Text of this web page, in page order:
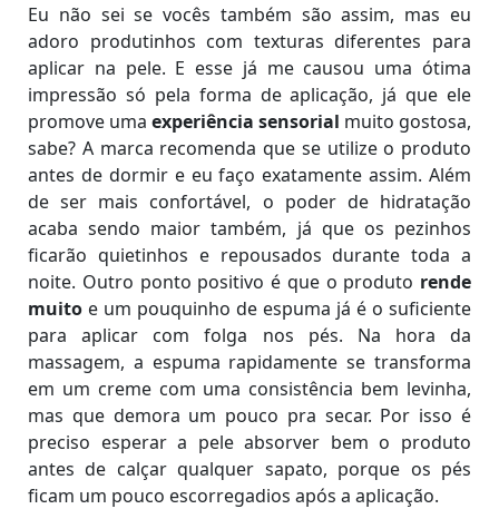
Eu não sei se vocês também são assim, mas eu
adoro produtinhos com texturas diferentes para
aplicar na pele. E esse já me causou uma ótima
impressão só pela forma de aplicação, já que ele
promove uma experiência sensorial muito gostosa,
sabe? A marca recomenda que se utilize o produto
antes de dormir e eu faço exatamente assim. Além
de ser mais confortável, o poder de hidratação
acaba sendo maior também, já que os pezinhos
ficarão quietinhos e repousados durante toda a
noite. Outro ponto positivo é que o produto rende
muito e um pouquinho de espuma já é o suficiente
para aplicar com folga nos pés. Na hora da
massagem, a espuma rapidamente se transforma
em um creme com uma consistência bem levinha,
mas que demora um pouco pra secar. Por isso é
preciso esperar a pele absorver bem o produto
antes de calçar qualquer sapato, porque os pés
ficam um pouco escorregadios após a aplicação.